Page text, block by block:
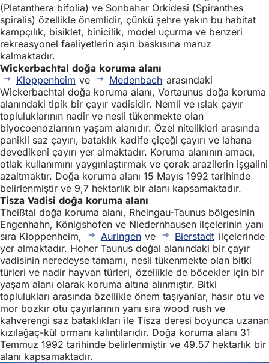
(Platanthera bifolia) ve Sonbahar Orkidesi (Spiranthes
spiralis) özellikle önemlidir, çünkü şehre yakın bu habitat
kampçılık, bisiklet, binicilik, model uçurma ve benzeri
rekreasyonel faaliyetlerin aşırı baskısına maruz
kalmaktadır.
Wickerbachtal doğa koruma alanı
Kloppenheim ve Medenbach arasındaki
Wickerbachtal doğa koruma alanı, Vortaunus doğa koruma
alanındaki tipik bir çayır vadisidir. Nemli ve ıslak çayır
topluluklarının nadir ve nesli tükenmekte olan
biyocoenozlarının yaşam alanıdır. Özel nitelikleri arasında
panikli saz çayırı, bataklık kadife çiçeği çayırı ve lahana
devedikeni çayırı yer almaktadır. Koruma alanının amacı,
otlak kullanımını yaygınlaştırmak ve çorak arazilerin işgalini
azaltmaktır. Doğa koruma alanı 15 Mayıs 1992 tarihinde
belirlenmiştir ve 9,7 hektarlık bir alanı kapsamaktadır.
Tisza Vadisi doğa koruma alanı
Theißtal doğa koruma alanı, Rheingau-Taunus bölgesinin
Engenhahn, Königshofen ve Niedernhausen ilçelerinin yanı
sıra Kloppenheim,
Auringen ve Bierstadt ilçelerinde
yer almaktadır. Hoher Taunus doğal alanındaki bir çayır
vadisinin neredeyse tamamı, nesli tükenmekte olan bitki
türleri ve nadir hayvan türleri, özellikle de böcekler için bir
yaşam alanı olarak koruma altına alınmıştır. Bitki
toplulukları arasında özellikle önem taşıyanlar, hasır otu ve
mor bozkır otu çayırlarının yanı sıra wood rush ve
kahverengi saz bataklıkları ile Tisza deresi boyunca uzanan
kızılağaç-kül ormanı kalıntılarıdır. Doğa koruma alanı 31
Temmuz 1992 tarihinde belirlenmiştir ve 49.57 hektarlık bir
alanı kapsamaktadır.